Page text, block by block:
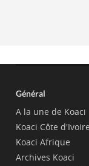
Général
A la une de Koaci
Koaci Côte d'Ivoire
Koaci Afrique
Archives Koaci